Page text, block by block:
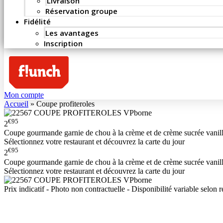
Réservation groupe
Fidélité
Les avantages
Inscription
Mon compte
Accueil » Coupe profiteroles
2€95
Coupe gourmande garnie de chou à la crème et de crème sucrée
Sélectionnez votre restaurant et découvrez la carte du jour
2€95
Coupe gourmande garnie de chou à la crème et de crème sucrée
Sélectionnez votre restaurant et découvrez la carte du jour
Prix indicatif - Photo non contractuelle - Disponibilité variable selon